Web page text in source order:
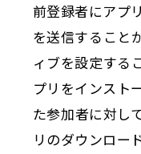
前登録者にアプ
を送信すること
ィブを設定する
プリをインスト
た参加者に対し
リのダウンロー